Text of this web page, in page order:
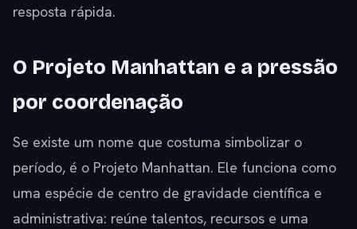
resposta rápida.
O Projeto Manhattan e a pressão
por coordenação
Se existe um nome que costuma simbolizar o
período, é o Projeto Manhattan. Ele funciona como
uma espécie de centro de gravidade científica e
administrativa: reúne talentos, recursos e uma